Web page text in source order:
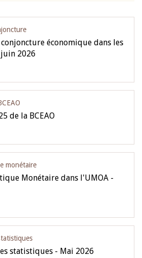
économique dans les
2026
de la BCEAO
monétaire
Monétaire dans l'UMOA -
statistiques - Mai 2026